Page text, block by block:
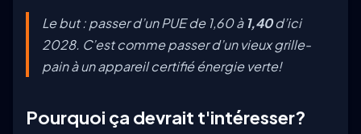
Le but : passer d’un PUE de 1,60 à 1,40d’ici
2028. C’est comme passer d’un vieux grille-
pain à un appareil certifié énergie verte!
Pourquoi ça devrait t'intéresser?